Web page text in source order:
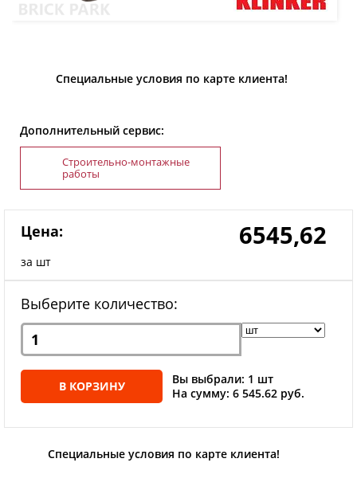
Специальные условия по карте клиента!
Дополнительный сервис:
Строительно-монтажные
работы
Цена:
за шт
6545,62
Выберите количество:
В КОРЗИНУ
Вы выбрали: 1 шт
На сумму: 6 545.62 руб.
Специальные условия по карте клиента!